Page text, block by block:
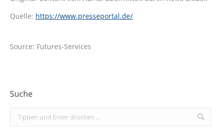
Quelle: https://www.presseportal.de/
Source: Futures-Services
Suche
Search: